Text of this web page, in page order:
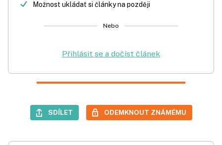
Možnost ukládat si články na později
Nebo
Přihlásit se a dočíst článek
SDÍLET ODEMKNOUT ZNÁMÉMU